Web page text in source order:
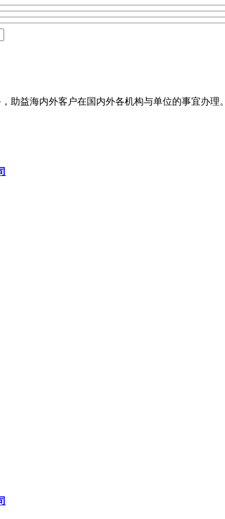
助益海内外客户在国内外各机构与单位的事宜办理。